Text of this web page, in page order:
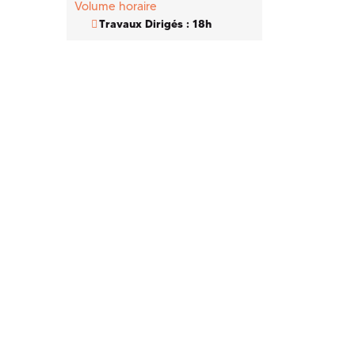
Volume horaire
Travaux Dirigés : 18h